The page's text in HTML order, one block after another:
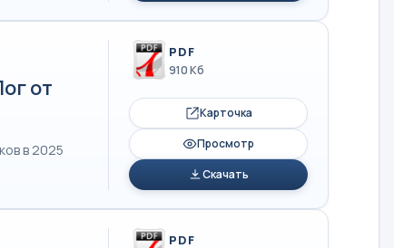
от
в 2025
PDF
910 Кб
Карточка
Просмотр
Скачать
PDF